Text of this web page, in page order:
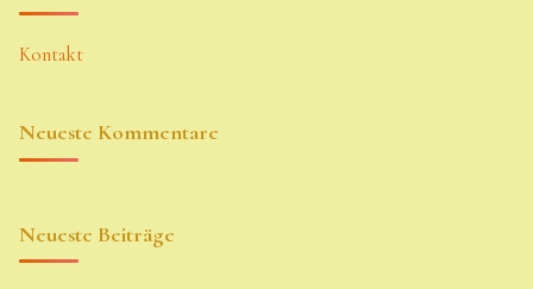
Kontakt
Neueste Kommentare
Neueste Beiträge